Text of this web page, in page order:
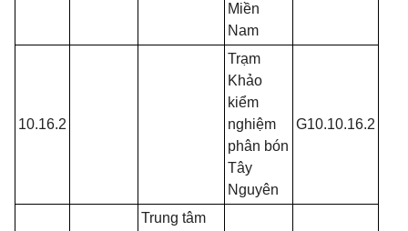
Miền
Nam
10.16.2
Trạm
Khảo
kiểm
nghiệm
phân bón
Tây
Nguyên
G10.10.16.2
Trung tâm